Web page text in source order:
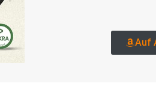
Auf